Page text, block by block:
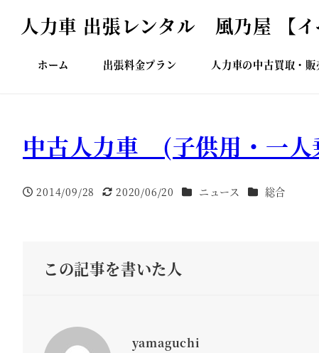
人力車 出張レンタル 風乃屋 【イ
ホーム 出張料金プラン 人力車の中古買取・
中古人力車 (子供用・一
投稿日
2014/09/28
更新日
2020/06/20 カテゴリー
ニュース カテゴリー
総合
この記事を書いた人
yamaguchi